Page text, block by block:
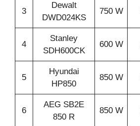
3
Dewalt
DWD024KS
750 W
4
Stanley
SDH600CK
600 W
5
Hyundai
HP850
850 W
6
AEG SB2E
850 R
850 W